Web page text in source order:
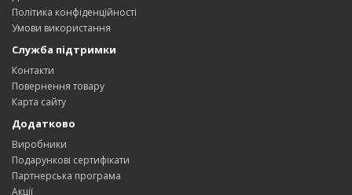
Політика конфіденційності
Умови використання
Служба підтримки
Контакти
Повернення товару
Карта сайту
Додатково
Виробники
Подарункові сертифікати
Партнерська програма
Акції